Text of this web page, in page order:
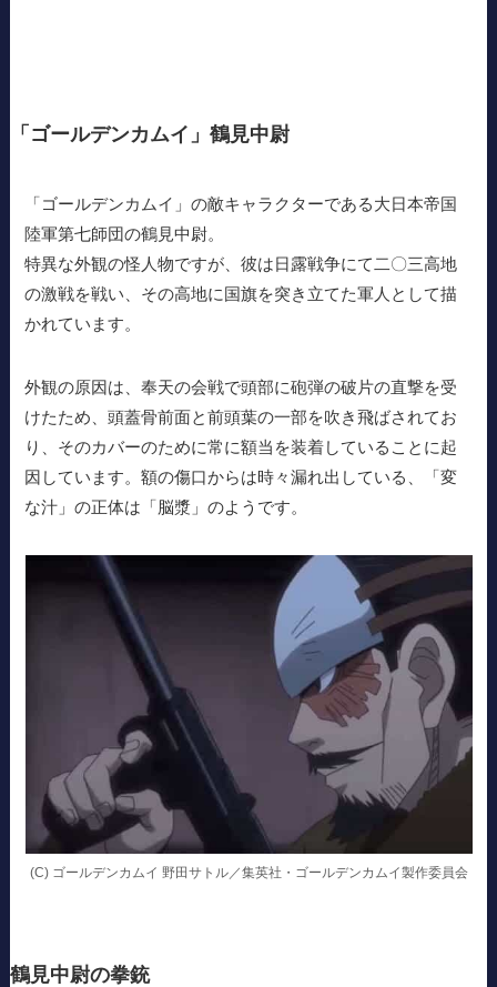
「ゴールデンカムイ」鶴見中尉
「ゴールデンカムイ」の敵キャラクターである大日本帝国
陸軍第七師団の鶴見中尉。
特異な外観の怪人物ですが、彼は日露戦争にて二〇三高地
の激戦を戦い、その高地に国旗を突き立てた軍人として描
かれています。
外観の原因は、奉天の会戦で頭部に砲弾の破片の直撃を受
けたため、頭蓋骨前面と前頭葉の一部を吹き飛ばされてお
り、そのカバーのために常に額当を装着していることに起
因しています。額の傷口からは時々漏れ出している、「変
な汁」の正体は「脳漿」のようです。
(C) ゴールデンカムイ 野田サトル／集英社・ゴールデンカムイ製作委員会
鶴見中尉の拳銃